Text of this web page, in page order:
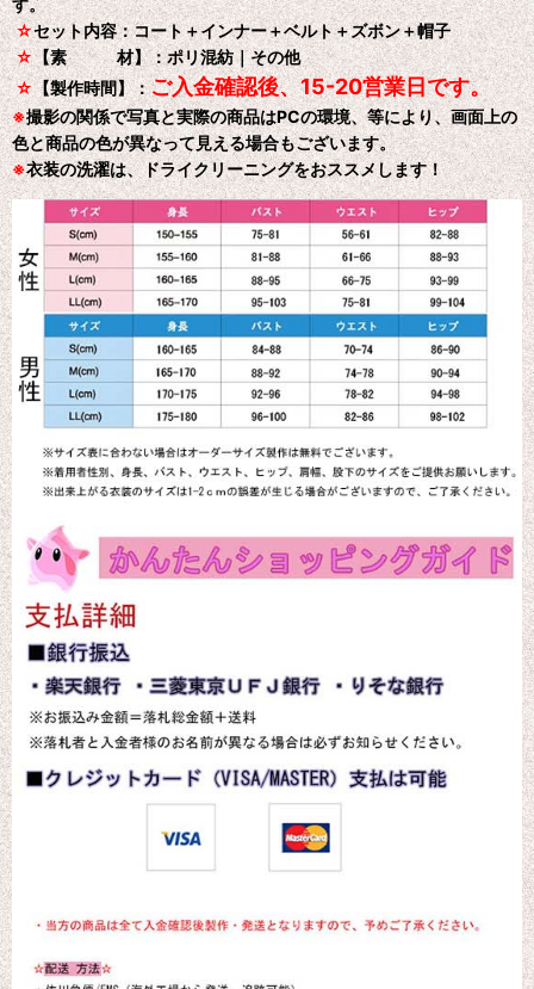
す。
☆セット内容：コート＋インナー＋ベルト＋ズボン＋帽子
☆【素 材】：ポリ混紡｜その他
☆【製作時間】：ご入金確認後、15-20営業日です。
※撮影の関係で写真と実際の商品はPCの環境、等により、画面上の
色と商品の色が異なって見える場合もございます。
※衣装の洗濯は、ドライクリーニングをおススメします！